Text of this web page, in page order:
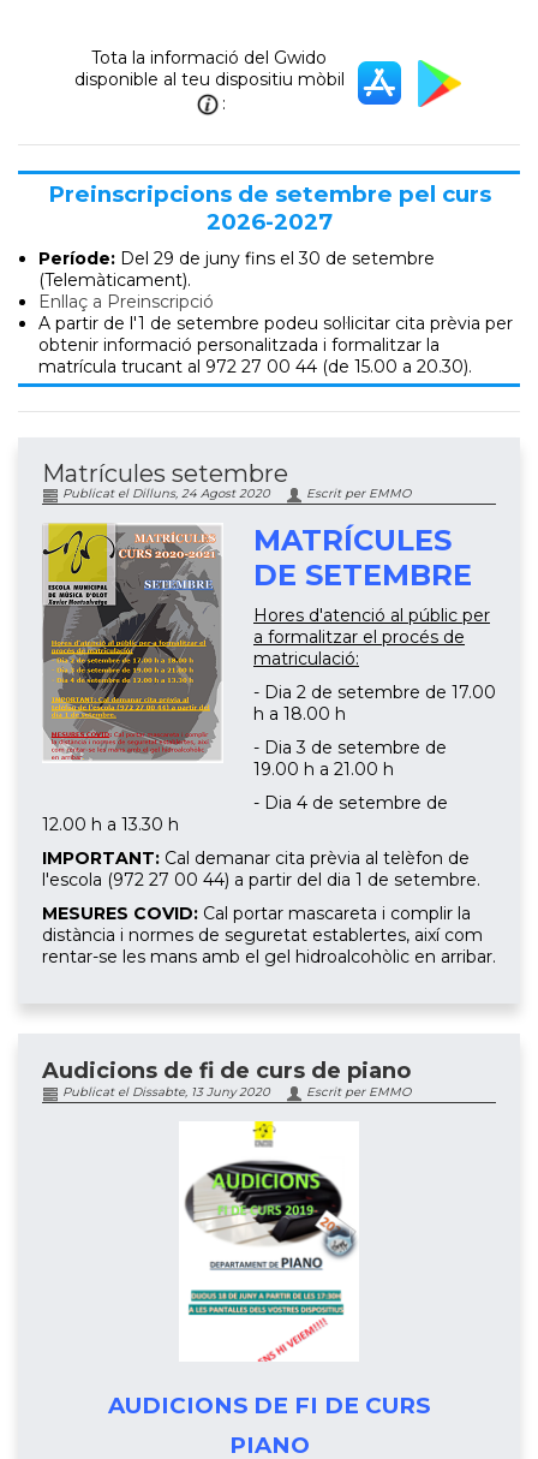
Tota la informació del Gwido
disponible al teu dispositiu mòbil
:
Preinscripcions de setembre pel curs
2026-2027
Període: Del 29 de juny fins el 30 de setembre
(Telemàticament).
Enllaç a Preinscripció
A partir de l'1 de setembre podeu sol·licitar cita prèvia per
obtenir informació personalitzada i formalitzar la
matrícula trucant al 972 27 00 44 (de 15.00 a 20.30).
Matrícules setembre
Publicat el Dilluns, 24 Agost 2020 Escrit per EMMO
MATRÍCULES
DE SETEMBRE
Hores d'atenció al públic per
a formalitzar el procés de
matriculació:
- Dia 2 de setembre de 17.00
h a 18.00 h
- Dia 3 de setembre de
19.00 h a 21.00 h
- Dia 4 de setembre de
12.00 h a 13.30 h
IMPORTANT: Cal demanar cita prèvia al telèfon de
l'escola (972 27 00 44) a partir del dia 1 de setembre.
MESURES COVID: Cal portar mascareta i complir la
distància i normes de seguretat establertes, així com
rentar-se les mans amb el gel hidroalcohòlic en arribar.
Audicions de fi de curs de piano
Publicat el Dissabte, 13 Juny 2020 Escrit per EMMO
AUDICIONS DE FI DE CURS
PIANO